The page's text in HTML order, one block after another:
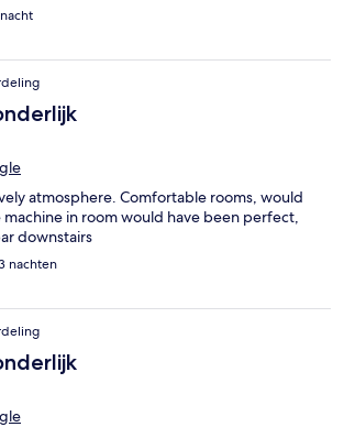
atmosphere. Comfortable rooms, would
machine in room would have been perfect,
downstairs
nachten